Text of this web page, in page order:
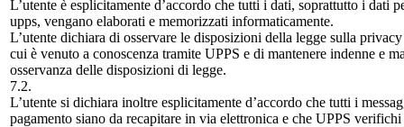
L’utente è esplicitamente d’accordo che tutti i dati, soprattutto i dati
upps, vengano elaborati e memorizzati informaticamente.
L’utente dichiara di osservare le disposizioni della legge sulla
cui è venuto a conoscenza tramite UPPS e di mantenere indenne e
osservanza delle disposizioni di legge.
7.2.
L’utente si dichiara inoltre esplicitamente d’accordo che tutti i
pagamento siano da recapitare in via elettronica e che UPPS